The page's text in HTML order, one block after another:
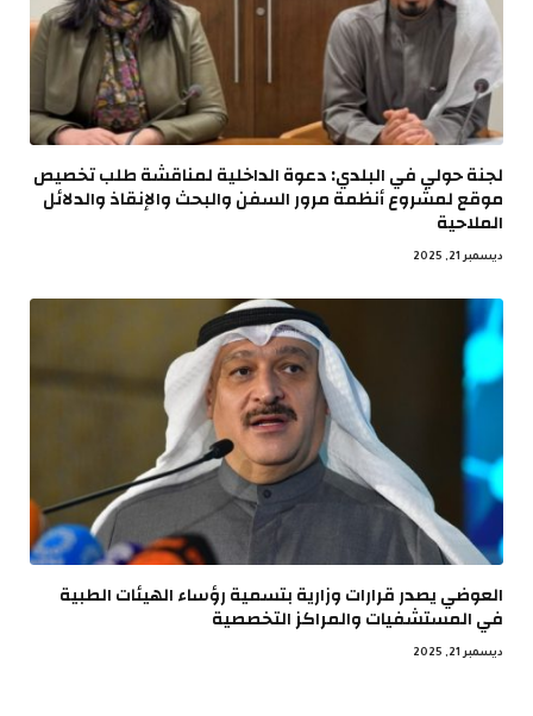
لجنة حولي في البلدي: دعوة الداخلية لمناقشة طلب تخصيص
موقع لمشروع أنظمة مرور السفن والبحث والإنقاذ والدلائل
الملاحية
ديسمبر 21, 2025
العوضي يصدر قرارات وزارية بتسمية رؤساء الهيئات الطبية
في المستشفيات والمراكز التخصصية
ديسمبر 21, 2025